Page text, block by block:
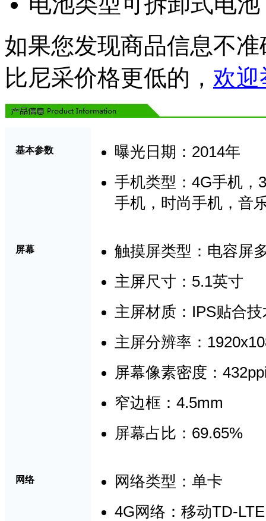
如果您发现商品信息不准
比尼采价格更低的， 欢迎
基本参数 曝光日期： 2014年
手机类型： 4G手机 ，
手机，时尚手机，音
屏幕 触摸屏类型 ： 电容屏
主屏尺寸： 5.1英寸
主屏材质： IPS贴合技
主屏分辨率：
屏幕像素密度：
窄边框： 4.5mm
屏幕占比 ： 69.65%
网络 网络类型：单卡
4G网络： 移动TD-LTE